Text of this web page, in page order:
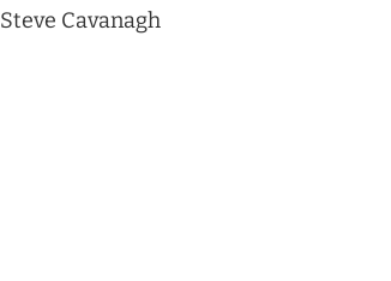
Steve Cavanagh